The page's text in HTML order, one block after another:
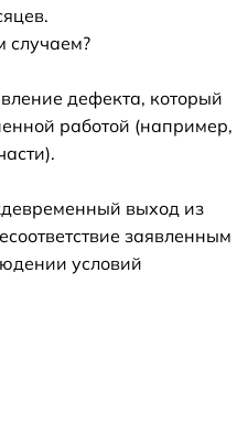
случаем?
дефекта, который
работой (например,
выход из
заявленным
условий